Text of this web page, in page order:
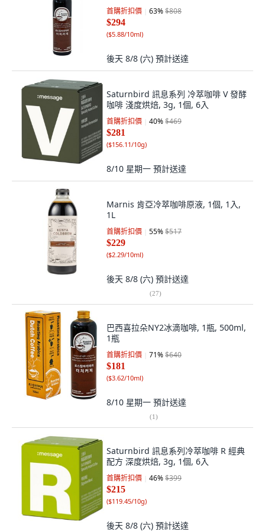
首購折扣價 63%$808
$294
($5.88/10ml)
後天 8/8 (六) 預計送達
Saturnbird 訊息系列 冷萃咖啡 V 發酵
咖啡 淺度烘焙, 3g, 1個, 6入
首購折扣價 40%$469
$281
($156.11/10g)
8/10 星期一 預計送達
Marnis 肯亞冷萃咖啡原液, 1個, 1入,
1L
首購折扣價 55%$517
$229
($2.29/10ml)
後天 8/8 (六) 預計送達
(27)
巴西喜拉朵NY2冰滴咖啡, 1瓶, 500ml,
1瓶
首購折扣價 71%$640
$181
($3.62/10ml)
8/10 星期一 預計送達
(1)
Saturnbird 訊息系列冷萃咖啡 R 經典
配方 深度烘焙, 3g, 1個, 6入
首購折扣價 46%$399
$215
($119.45/10g)
後天 8/8 (六) 預計送達